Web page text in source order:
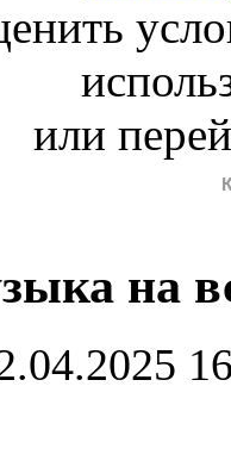
или
на